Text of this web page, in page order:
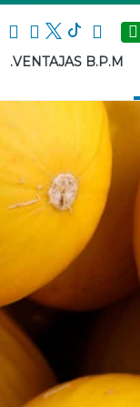
VENTAJAS B.P.M.